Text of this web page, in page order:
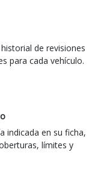
de revisiones
para cada vehículo.
indicada en su ficha,
límites y